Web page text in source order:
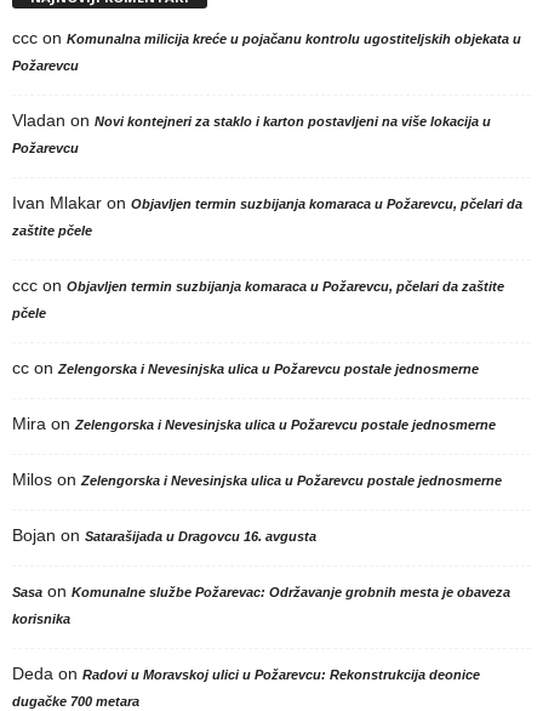
ccc on Komunalna milicija kreće u pojačanu kontrolu ugostiteljskih objekata u
Požarevcu
Vladan on Novi kontejneri za staklo i karton postavljeni na više lokacija u
Požarevcu
Ivan Mlakar on Objavljen termin suzbijanja komaraca u Požarevcu, pčelari da
zaštite pčele
ccc on Objavljen termin suzbijanja komaraca u Požarevcu, pčelari da zaštite
pčele
cc on Zelengorska i Nevesinjska ulica u Požarevcu postale jednosmerne
Mira on Zelengorska i Nevesinjska ulica u Požarevcu postale jednosmerne
Milos on Zelengorska i Nevesinjska ulica u Požarevcu postale jednosmerne
Bojan on Satarašijada u Dragovcu 16. avgusta
Sasa on Komunalne službe Požarevac: Održavanje grobnih mesta je obaveza
korisnika
Deda on Radovi u Moravskoj ulici u Požarevcu: Rekonstrukcija deonice
dugačke 700 metara